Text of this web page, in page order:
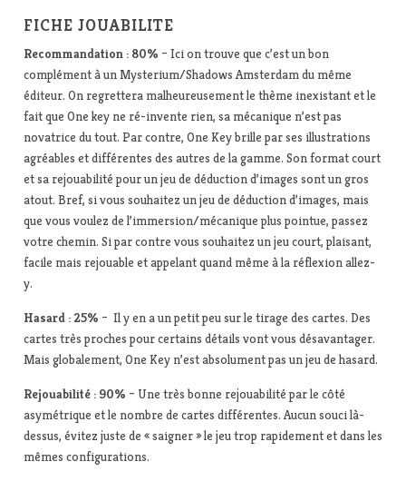
FICHE JOUABILITE
Recommandation : 80% – Ici on trouve que c’est un bon
complément à un Mysterium/Shadows Amsterdam du même
éditeur. On regrettera malheureusement le thème inexistant et le
fait que One key ne ré-invente rien, sa mécanique n’est pas
novatrice du tout. Par contre, One Key brille par ses illustrations
agréables et différentes des autres de la gamme. Son format court
et sa rejouabilité pour un jeu de déduction d’images sont un gros
atout. Bref, si vous souhaitez un jeu de déduction d’images, mais
que vous voulez de l’immersion/mécanique plus pointue, passez
votre chemin. Si par contre vous souhaitez un jeu court, plaisant,
facile mais rejouable et appelant quand même à la réflexion allez-
y.
Hasard : 25% – Il y en a un petit peu sur le tirage des cartes. Des
cartes très proches pour certains détails vont vous désavantager.
Mais globalement, One Key n’est absolument pas un jeu de hasard.
Rejouabilité : 90% – Une très bonne rejouabilité par le côté
asymétrique et le nombre de cartes différentes. Aucun souci là-
dessus, évitez juste de « saigner » le jeu trop rapidement et dans les
mêmes configurations.